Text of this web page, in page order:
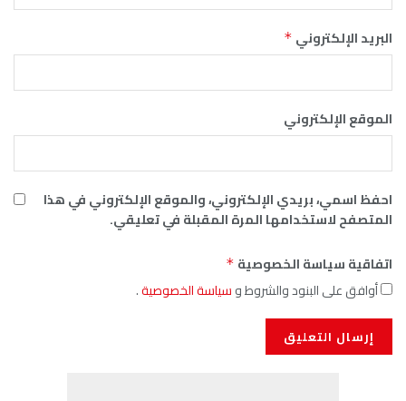
البريد الإلكتروني *
الموقع الإلكتروني
احفظ اسمي، بريدي الإلكتروني، والموقع الإلكتروني في هذا
المتصفح لاستخدامها المرة المقبلة في تعليقي.
اتفاقية سياسة الخصوصية *
أوافق على البنود والشروط وسياسة الخصوصية.